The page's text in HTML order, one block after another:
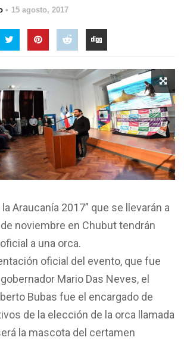
15 agosto, 2017
Araucanía 2017” que se llevarán a
noviembre en Chubut tendrán
a una orca.
oficial del evento, que fue
Mario Das Neves, el
Bubas fue el encargado de
de la elección de la orca llamada
la mascota del certamen